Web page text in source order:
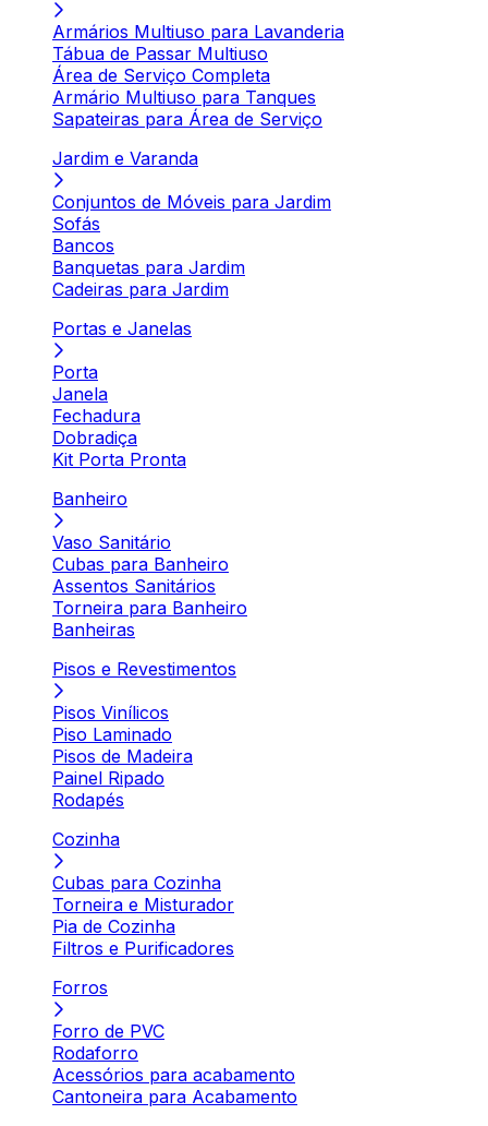
Armários Multiuso para Lavanderia
Tábua de Passar Multiuso
Área de Serviço Completa
Armário Multiuso para Tanques
Sapateiras para Área de Serviço
Jardim e Varanda
Conjuntos de Móveis para Jardim
Sofás
Bancos
Banquetas para Jardim
Cadeiras para Jardim
Portas e Janelas
Porta
Janela
Fechadura
Dobradiça
Kit Porta Pronta
Banheiro
Vaso Sanitário
Cubas para Banheiro
Assentos Sanitários
Torneira para Banheiro
Banheiras
Pisos e Revestimentos
Pisos Vinílicos
Piso Laminado
Pisos de Madeira
Painel Ripado
Rodapés
Cozinha
Cubas para Cozinha
Torneira e Misturador
Pia de Cozinha
Filtros e Purificadores
Forros
Forro de PVC
Rodaforro
Acessórios para acabamento
Cantoneira para Acabamento